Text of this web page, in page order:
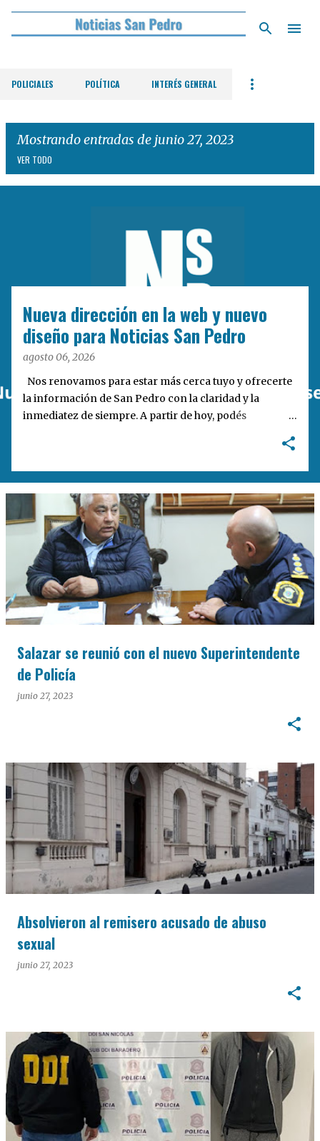
Ir al contenido principal
POLICIALES POLÍTICA INTERÉS GENERAL
Mostrando entradas de junio 27, 2023
VER TODO
Nueva dirección en la web y nuevo
diseño para Noticias San Pedro
agosto 06, 2026
Nos renovamos para estar más cerca tuyo y ofrecerte
la información de San Pedro con la claridad y la
inmediatez de siempre. A partir de hoy, podés
Desarrollamos una interfaz más ágil, moderna e
intuitiva, pensada para optimizar la navegación desde
cualquier dispositivo, facilitar el acceso a las noticias
locales y potenciar la interacción de los lectores con
nuestros contenidos.
Salazar se reunió con el nuevo Superintendente
de Policía
junio 27, 2023
Absolvieron al remisero acusado de abuso
sexual
junio 27, 2023